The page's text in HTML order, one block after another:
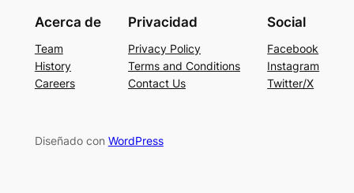
Acerca de
Team
History
Careers
Privacidad
Privacy Policy
Terms and Conditions
Contact Us
Social
Facebook
Instagram
Twitter/X
Diseñado con WordPress